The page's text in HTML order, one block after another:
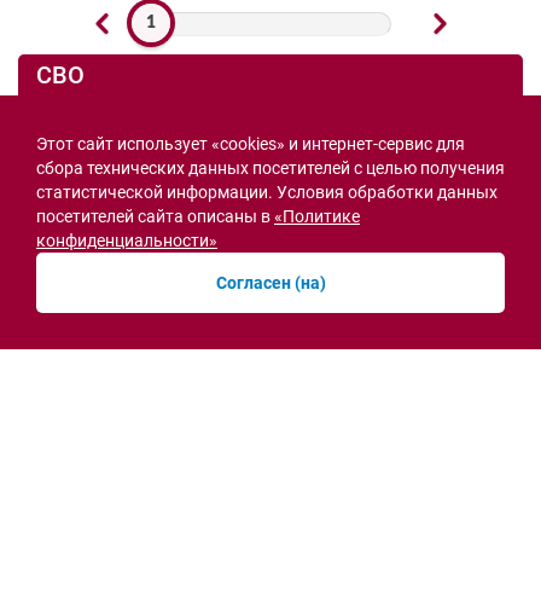
1
СВО
Этот сайт использует «cookies» и интернет-сервис для
сбора технических данных посетителей с целью получения
статистической информации. Условия обработки данных
посетителей сайта описаны в«Политике
конфиденциальности»
Согласен (на)